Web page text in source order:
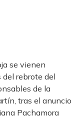
se vienen
rebrote del
de la
tras el anuncio
Pachamora